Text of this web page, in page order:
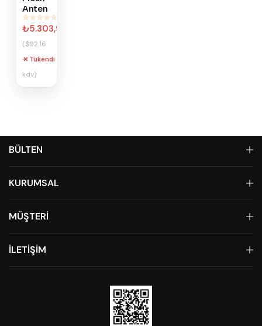
Anten
₺5.303,99
($92.16
+
kdv)
Tükendi
BÜLTEN
KURUMSAL
MÜŞTERİ
İLETİŞİM